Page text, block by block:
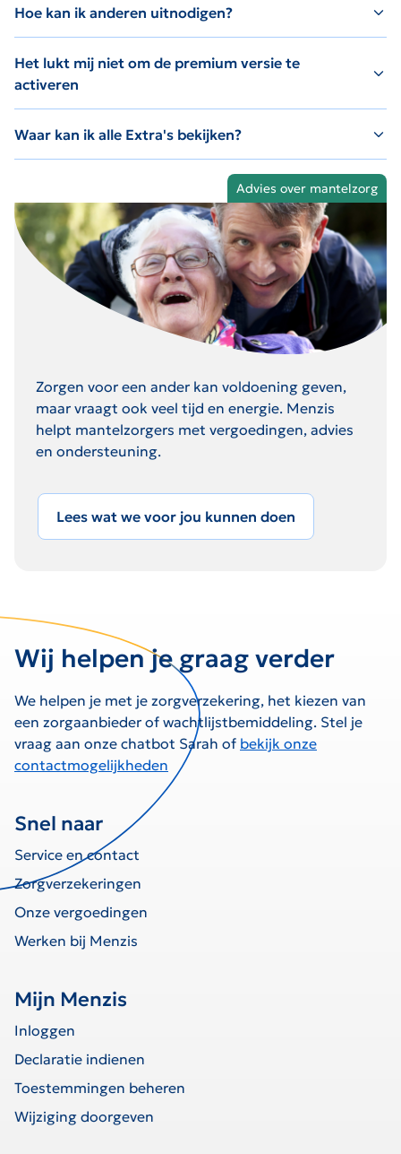
Hoe kan ik anderen uitnodigen?
Het lukt mij niet om de premium versie te
activeren
Waar kan ik alle Extra's bekijken?
Advies over mantelzorg
Zorgen voor een ander kan voldoening geven,
maar vraagt ook veel tijd en energie. Menzis
helpt mantelzorgers met vergoedingen, advies
en ondersteuning.
Lees wat we voor jou kunnen doen
Wij helpen je graag verder
We helpen je met je zorgverzekering, het kiezen van
een zorgaanbieder of wachtlijstbemiddeling. Stel je
vraag aan onze chatbot Sarah of bekijk onze
contactmogelijkheden
Snel naar
Service en contact
Zorgverzekeringen
Onze vergoedingen
Werken bij Menzis
Mijn Menzis
Inloggen
Declaratie indienen
Toestemmingen beheren
Wijziging doorgeven